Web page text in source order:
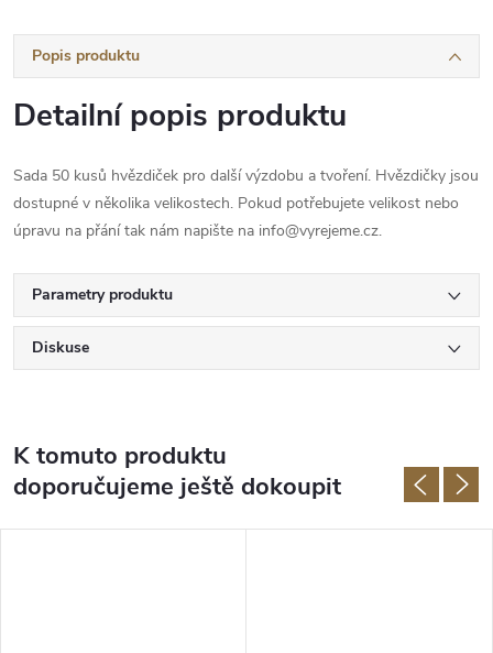
Popis produktu
Detailní popis produktu
Sada 50 kusů hvězdiček pro další výzdobu a tvoření. Hvězdičky jsou
dostupné v několika velikostech. Pokud potřebujete velikost nebo
úpravu na přání tak nám napište na info@vyrejeme.cz.
Parametry produktu
Diskuse
K tomuto produktu
doporučujeme ještě dokoupit